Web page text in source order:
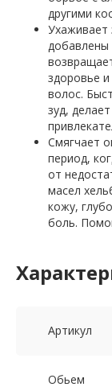
другими
Ухаживает
добавлены
здоровье
волос.
зуд,
Cмягчает
период,
от
масел
кожу,
боль.
Артикул
Обьем